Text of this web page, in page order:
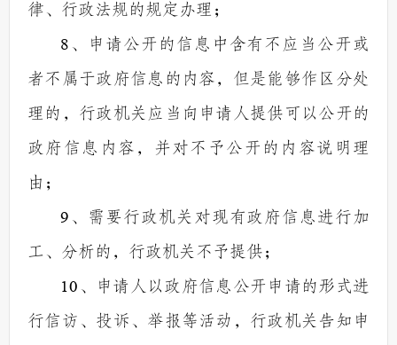
律、行政法规的规定办理；
8 、申请公开的信息中含有不应当公开或
者不属于政府信息的内容，但是能够作区分处
理的，行政机关应当向申请人提供可以公开的
政府信息内容，并对不予公开的内容说明理
由；
9 、需要行政机关对现有政府信息进行加
工、分析的，行政机关不予提供；
10 、申请人以政府信息公开申请的形式进
行信访、投诉、举报等活动，行政机关告知申